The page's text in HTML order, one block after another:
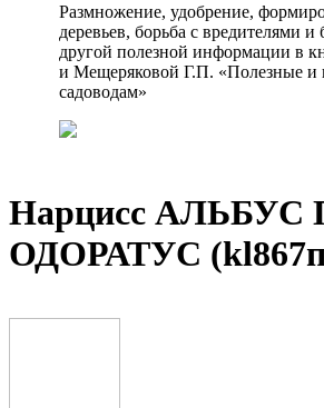
Размножение, удобрение,
деревьев, борьба с вредителями
другой полезной информации в
и Мещеряковой Г.П. «Полезные и
садоводам»
Нарцисс
ОДОРАТУС